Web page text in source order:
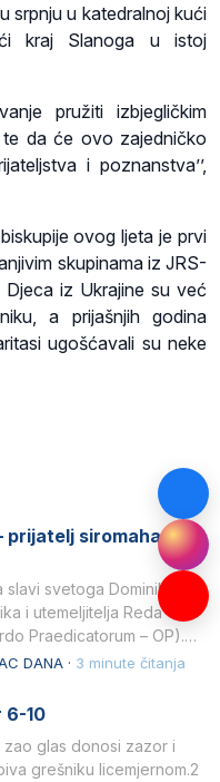
srpnju u katedralnoj kući
kraj Slanoga u istoj
pružiti izbjegličkim
da će ovo zajedničko
i poznanstva’’,
ovog ljeta je prvi
skupinama iz JRS-
iz Ukrajine su već
a prijašnjih godina
ugošćavali su neke
prijatelj siromaha i
svetoga Dominika
i utemeljitelja Reda
Praedicatorum – OP).
ljubavlju prema
DANA · 3 minute čitanja
6-10
glas donosi zazor i
grešniku licemjernom.2